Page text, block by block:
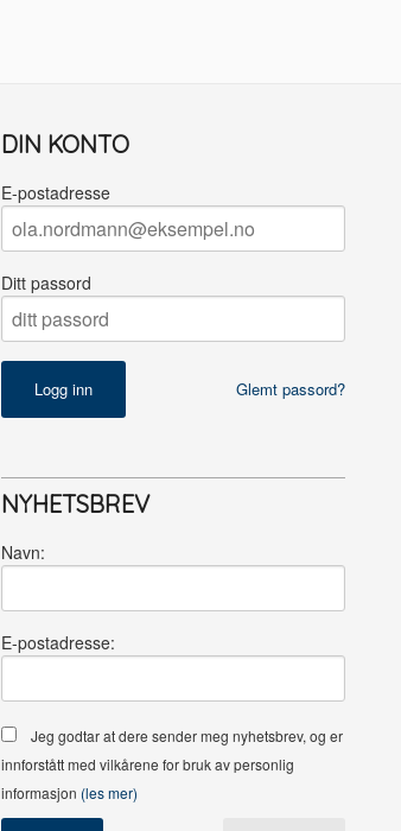
DIN KONTO
E-postadresse
Ditt passord
Glemt passord?
NYHETSBREV
Navn:
E-postadresse:
Jeg godtar at dere sender meg nyhetsbrev, og er
innforstått med vilkårene for bruk av personlig
informasjon (les mer)